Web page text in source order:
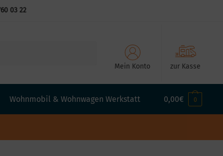
03 22
Mein Konto zur Kasse
Wohnmobil & Wohnwagen Werkstatt 0,00€ 0